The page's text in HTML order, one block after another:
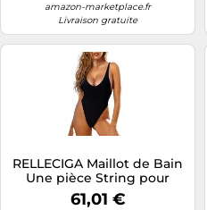
amazon-marketplace.fr
Livraison gratuite
RELLECIGA Maillot de Bain
Une pièce String pour
Femme, Noir, Taille XL
61,01 €